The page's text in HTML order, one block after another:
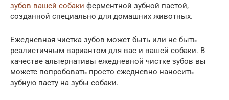
зубов вашей собаки ферментной зубной пастой,
созданной специально для домашних животных.
Ежедневная чистка зубов может быть или не быть
реалистичным вариантом для вас и вашей собаки. В
качестве альтернативы ежедневной чистке зубов вы
можете попробовать просто ежедневно наносить
зубную пасту на зубы собаки.